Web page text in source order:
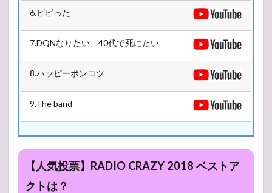
3.3
4号館
Z-
STAGE
6号館
6.ビビった
7.DQNなりたい、40代で死にたい
8.ハッピーポンコツ
9.The band
【人気投票】RADIO CRAZY 2018 ベストア
クトは？